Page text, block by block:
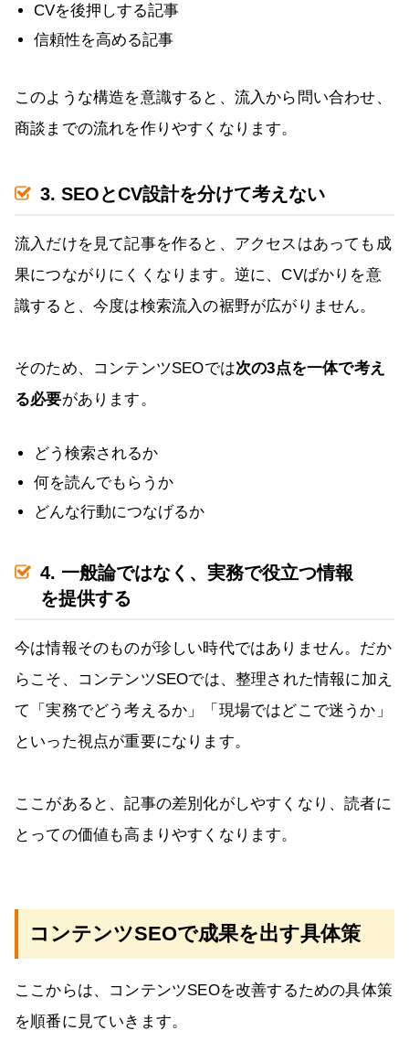
CVを後押しする記事
信頼性を高める記事
このような構造を意識すると、流入から問い合わせ、
商談までの流れを作りやすくなります。
3. SEOとCV設計を分けて考えない
流入だけを見て記事を作ると、アクセスはあっても成
果につながりにくくなります。逆に、CVばかりを意
識すると、今度は検索流入の裾野が広がりません。
そのため、コンテンツSEOでは次の3点を一体で考え
る必要があります。
どう検索されるか
何を読んでもらうか
どんな行動につなげるか
4. 一般論ではなく、実務で役立つ情報
を提供する
今は情報そのものが珍しい時代ではありません。だか
らこそ、コンテンツSEOでは、整理された情報に加え
て「実務でどう考えるか」「現場ではどこで迷うか」
といった視点が重要になります。
ここがあると、記事の差別化がしやすくなり、読者に
とっての価値も高まりやすくなります。
コンテンツSEOで成果を出す具体策
ここからは、コンテンツSEOを改善するための具体策
を順番に見ていきます。